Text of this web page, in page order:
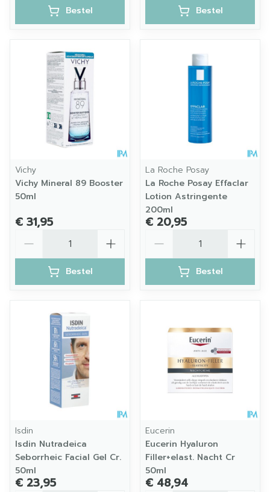
Bestel Bestel
Vichy
Vichy Mineral 89 Booster
50ml
€ 31,95
Bestel
La Roche Posay
La Roche Posay Effaclar
Lotion Astringente
200ml
€ 20,95
Bestel
Isdin
Isdin Nutradeica
Seborrheic Facial Gel Cr.
50ml
€ 23,95
Eucerin
Eucerin Hyaluron
Filler+elast. Nacht Cr
50ml
€ 48,94